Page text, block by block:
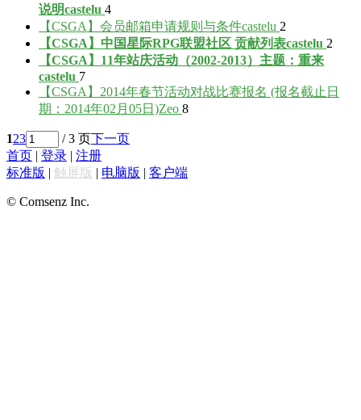
说明castelu 4
【CSGA】会员邮箱申请规则与条件castelu 2
【CSGA】中国星际RPG联盟社区 贡献列表castelu 2
【CSGA】11年站庆活动（2002-2013）主题：重来
castelu 7
【CSGA】2014年春节活动对战比赛报名 (报名截止日
期：2014年02月05日)Zeo 8
123 / 3 页下一页
首页 | 登录 | 注册
标准版 | 触屏版 | 电脑版 | 客户端
© Comsenz Inc.